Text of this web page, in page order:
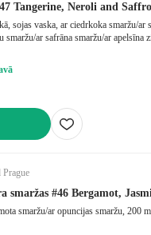
Tangerine, Neroli and
sojas vaska, ar ciedrkoka smaržu/ar
smaržu/ar safrāna smaržu/ar apelsīna
laiks 40 h, degļu skaits 1 gab., ø 6,5 cm,
Prague
smaržas #46 Bergamot,
smaržu/ar opuncijas smaržu, 200